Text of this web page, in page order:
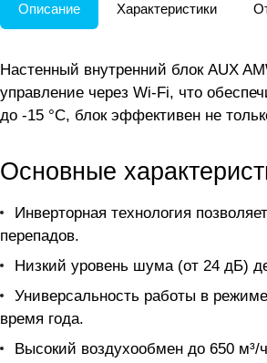
Описание Характеристики
Настенный внутренний блок AUX
управление через Wi-Fi, что
до -15 °C, блок эффективен не
Основные
Инверторная технология
перепадов.
Низкий уровень шума (от 24 дБ)
Универсальность работы в
время года.
Высокий воздухообмен до 650 м³/